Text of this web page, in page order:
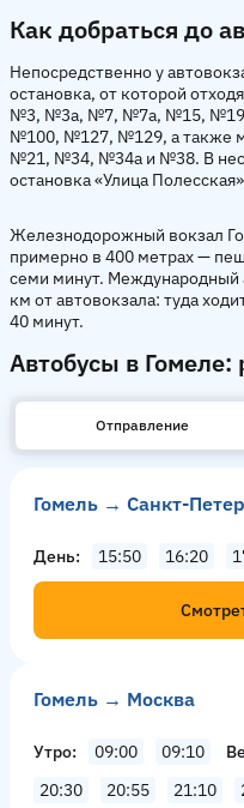
Как добраться до
Непосредственно у
остановка, от которой
№3, №3а, №7, №7а, №15,
№100, №127, №129, а также
№21, №34, №34а и №38. В
остановка «Улица
Железнодорожный вокзал
примерно в 400 метрах —
семи минут. Международный
км от автовокзала: туда
40 минут.
Автобусы в Гомеле:
Отправление
Гомель → Санкт-
День 15:50 16:20
Гомель → Москва
Утро 09:00 09:10
20:30
20:55 21:10